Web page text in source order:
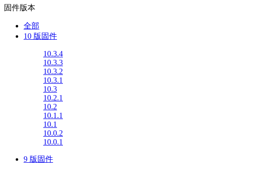
固件版本
全部
10 版固件
10.3.4
10.3.3
10.3.2
10.3.1
10.3
10.2.1
10.2
10.1.1
10.1
10.0.2
10.0.1
9 版固件